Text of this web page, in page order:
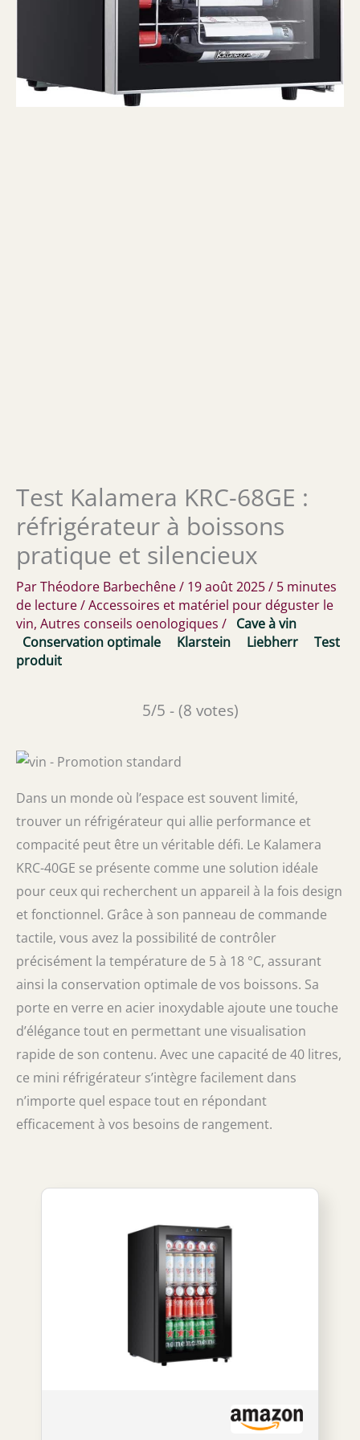
Test Kalamera KRC-68GE :
réfrigérateur à boissons
pratique et silencieux
ParThéodore Barbechêne/ 19 août 2025/ 5 minutes
de lecture/Accessoires et matériel pour déguster le
vin, Autres conseils oenologiques / Cave à vin
Conservation optimale
Klarstein Liebherr
Test
produit
5/5 - (8 votes)
Dans un monde où l’espace est souvent limité,
trouver un réfrigérateur qui allie performance et
compacité peut être un véritable défi. Le Kalamera
KRC-40GE se présente comme une solution idéale
pour ceux qui recherchent un appareil à la fois design
et fonctionnel. Grâce à son panneau de commande
tactile, vous avez la possibilité de contrôler
précisément la température de 5 à 18 °C, assurant
ainsi la conservation optimale de vos boissons. Sa
porte en verre en acier inoxydable ajoute une touche
d’élégance tout en permettant une visualisation
rapide de son contenu. Avec une capacité de 40 litres,
ce mini réfrigérateur s’intègre facilement dans
n’importe quel espace tout en répondant
efficacement à vos besoins de rangement.